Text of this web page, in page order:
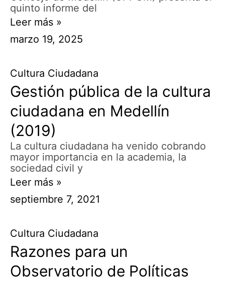
quinto informe del
Leer más »
marzo 19, 2025
Cultura Ciudadana
Gestión pública de la cultura
ciudadana en Medellín
(2019)
La cultura ciudadana ha venido cobrando
mayor importancia en la academia, la
sociedad civil y
Leer más »
septiembre 7, 2021
Cultura Ciudadana
Razones para un
Observatorio de Políticas